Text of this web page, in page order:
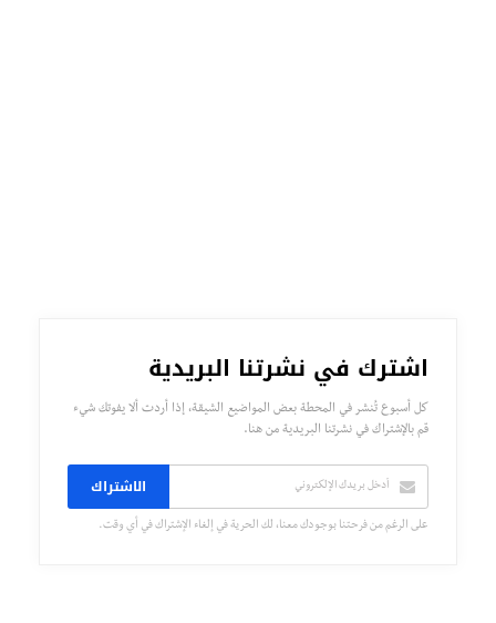
اشترك في نشرتنا البريدية
كل أسبوع تُنشر في المحطة بعض المواضيع الشيقة، إذا أردت ألا يفوتك شيء
قم بالإشتراك في نشرتنا البريدية من هنا.
الاشتراك
على الرغم من فرحتنا بوجودك معنا، لك الحرية في إلغاء الإشتراك في أي وقت.